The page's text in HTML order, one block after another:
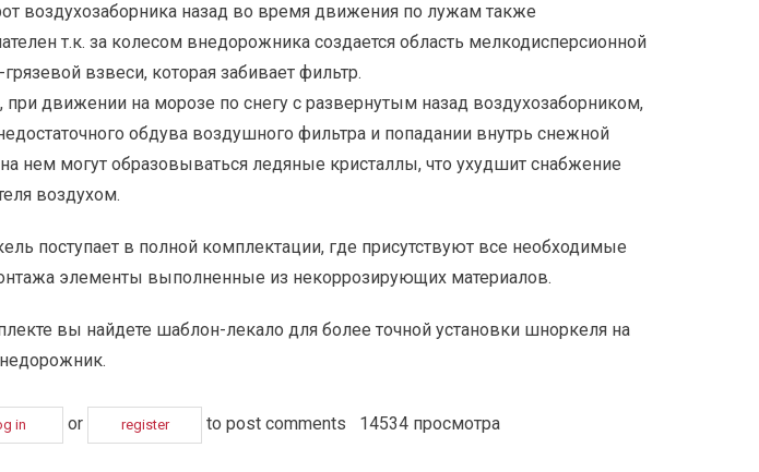
воздухозаборника назад во время движения по лужам также
т.к. за колесом внедорожника создается область мелкодисперсионной
взвеси, которая забивает фильтр.
при движении на морозе по снегу с развернутым назад воздухозаборником,
обдува воздушного фильтра и попадании внутрь снежной
нем могут образовываться ледяные кристаллы, что ухудшит снабжение
воздухом.
поступает в полной комплектации, где присутствуют все необходимые
элементы выполненные из некоррозирующих материалов.
вы найдете шаблон-лекало для более точной установки шноркеля на
in or register to post comments 14534 просмотра